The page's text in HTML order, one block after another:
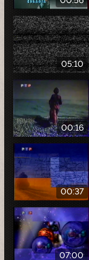
05:10
00:16
00:37
07:00